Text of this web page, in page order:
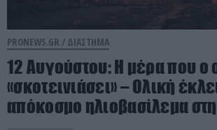
PRONEWS.GR / ΔΙΑΣΤΗΜΑ
12 Αυγούστου: Η μέρα που ο
«σκοτεινιάσει» – Ολική
απόκοσμο ηλιοβασίλεμα